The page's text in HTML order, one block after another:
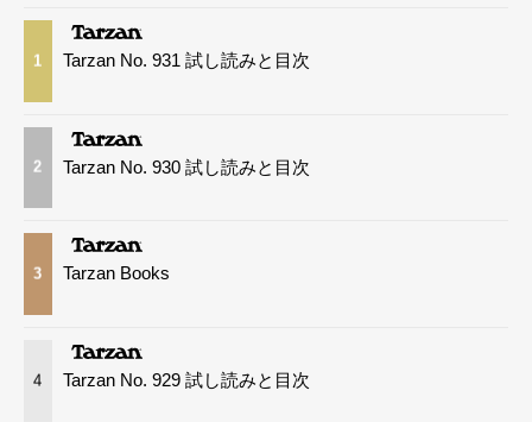
1 Tarzan No. 931 試し読みと目次
2 Tarzan No. 930 試し読みと目次
3 Tarzan Books
4 Tarzan No. 929 試し読みと目次